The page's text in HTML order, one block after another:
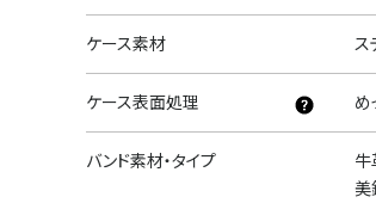
ケース素材 ス
ケース表面処理 め
バンド素材・タイプ
牛
美